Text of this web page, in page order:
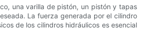
una varilla de pistón, un pistón y tapas
La fuerza generada por el cilindro
de los cilindros hidráulicos es esencial